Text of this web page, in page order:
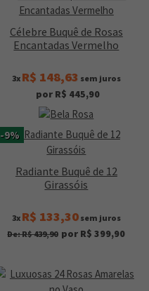
Célebre Buquê de Rosas
Encantadas Vermelho
3x R$ 148,63 sem juros
por R$ 445,90
-9%
Radiante Buquê de 12
Girassóis
3x R$ 133,30sem juros
De: R$ 439,90 por R$ 399,90